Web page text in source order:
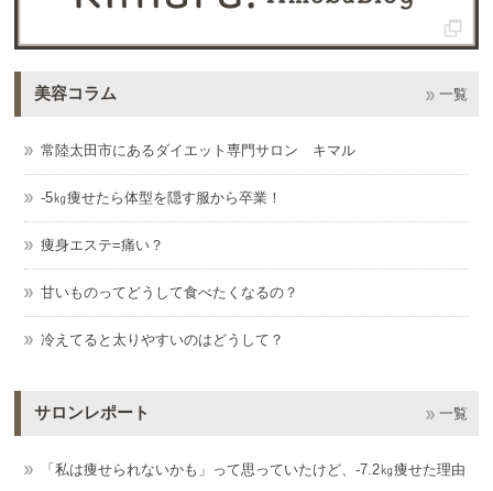
美容コラム 一覧
常陸太田市にあるダイエット専門サロン キマル
-5㎏痩せたら体型を隠す服から卒業！
痩身エステ=痛い？
甘いものってどうして食べたくなるの？
冷えてると太りやすいのはどうして？
サロンレポート 一覧
「私は痩せられないかも」って思っていたけど、-7.2㎏痩せた理由